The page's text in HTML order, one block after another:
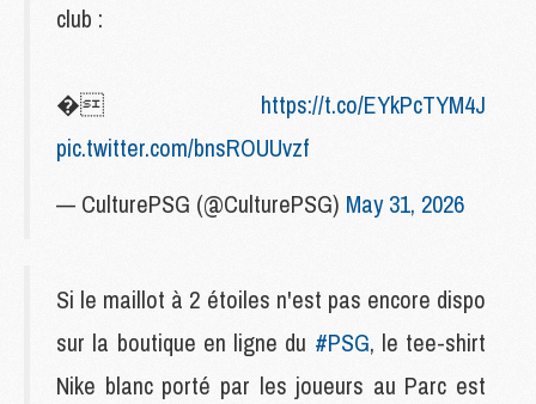
club :
� https://t.co/EYkPcTYM4J
pic.twitter.com/bnsROUUvzf
— CulturePSG (@CulturePSG) May 31, 2026
Si le maillot à 2 étoiles n'est pas encore dispo
sur la boutique en ligne du #PSG, le tee-shirt
Nike blanc porté par les joueurs au Parc est